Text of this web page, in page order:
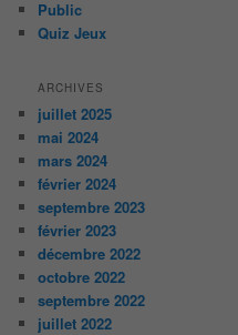
Public
Quiz Jeux
ARCHIVES
juillet 2025
mai 2024
mars 2024
février 2024
septembre 2023
février 2023
décembre 2022
octobre 2022
septembre 2022
juillet 2022